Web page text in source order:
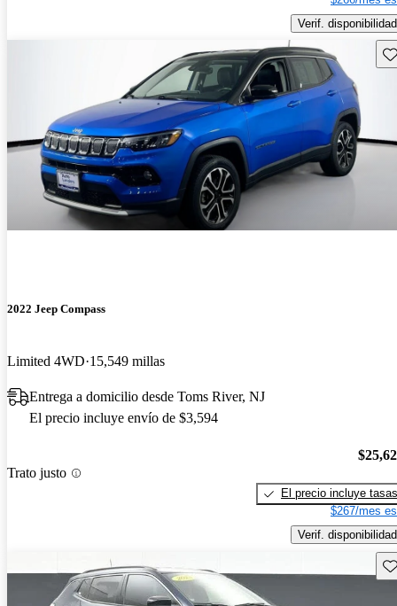
Verif. disponibilidad
2022 Jeep Compass
Limited 4WD 15,549 millas
Entrega a domicilio desde Toms River, NJ
El precio incluye envío de $3,594
Trato justo
El precio incluye tasas
$267/mes
Verif. disponibilidad